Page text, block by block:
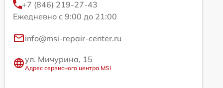
+7 (846) 219-27-43
Ежедневно с 9:00 до 21:00
info@msi-repair-center.ru
ул. Мичурина, 15
Адрес сервисного центра MSI